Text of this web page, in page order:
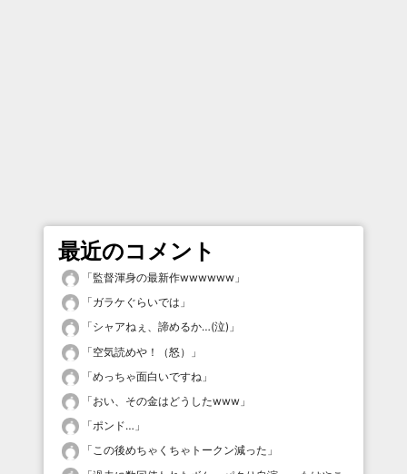
最近のコメント
「監督渾身の最新作wwwwww 」
「ガラケぐらいでは 」
「シャアねぇ、諦めるか…(泣) 」
「空気読めや！（怒）
」
「めっちゃ面白いですね 」
「おい、その金はどうしたwww 」
「ポンド… 」
「この後めちゃくちゃトークン減った 」